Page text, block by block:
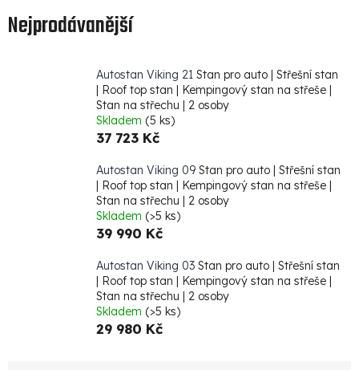
Nejprodávanější
Autostan Viking 21 Stan pro auto | Střešní stan
| Roof top stan | Kempingový stan na střeše |
Stan na střechu | 2 osoby
Skladem (5 ks)
37 723 Kč
Autostan Viking 09 Stan pro auto | Střešní stan
| Roof top stan | Kempingový stan na střeše |
Stan na střechu | 2 osoby
Skladem (>5 ks)
39 990 Kč
Autostan Viking 03 Stan pro auto | Střešní stan
| Roof top stan | Kempingový stan na střeše |
Stan na střechu | 2 osoby
Skladem (>5 ks)
29 980 Kč